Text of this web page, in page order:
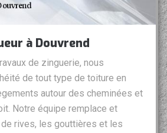
à Douvrend
de zinguerie, nous
de tout type de toiture en
autour des cheminées et
Notre équipe remplace et
rives, les gouttières et les